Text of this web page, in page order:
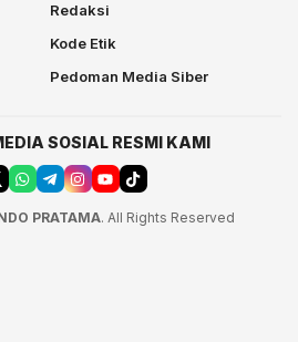
Redaksi
Kode Etik
Pedoman Media Siber
SOSIAL RESMI KAMI
PRATAMA. All Rights Reserved